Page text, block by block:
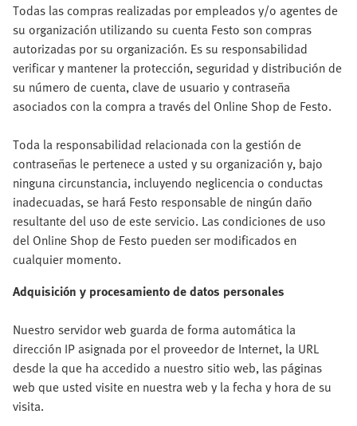
Todas las compras realizadas por empleados y/o agentes de
su organización utilizando su cuenta Festo son compras
autorizadas por su organización. Es su responsabilidad
verificar y mantener la protección, seguridad y distribución de
su número de cuenta, clave de usuario y contraseña
asociados con la compra a través del Online Shop de Festo.
Toda la responsabilidad relacionada con la gestión de
contraseñas le pertenece a usted y su organización y, bajo
ninguna circunstancia, incluyendo neglicencia o conductas
inadecuadas, se hará Festo responsable de ningún daño
resultante del uso de este servicio. Las condiciones de uso
del Online Shop de Festo pueden ser modificados en
cualquier momento.
Adquisición y procesamiento de datos personales
Nuestro servidor web guarda de forma automática la
dirección IP asignada por el proveedor de Internet, la URL
desde la que ha accedido a nuestro sitio web, las páginas
web que usted visite en nuestra web y la fecha y hora de su
visita.